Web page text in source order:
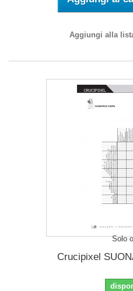
Aggiungi alla
Solo
Crucipixel